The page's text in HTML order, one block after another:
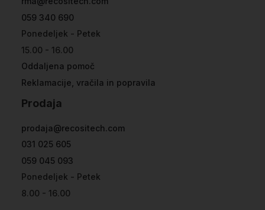
059 340 690
Ponedeljek - Petek
15.00 - 16.00
Oddaljena pomoč
Reklamacije, vračila in popravila
Prodaja
prodaja@recositech.com
031 025 605
059 045 093
Ponedeljek - Petek
8.00 - 16.00